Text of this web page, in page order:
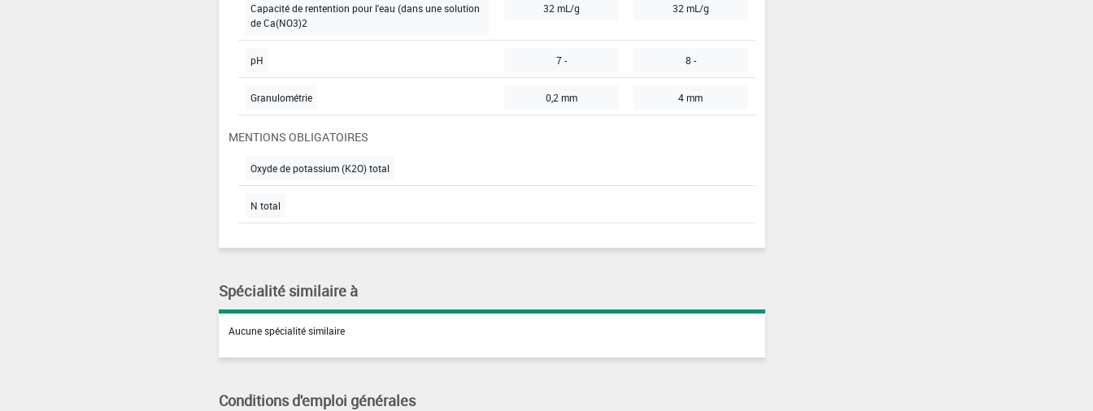
Capacité de rentention pour l'eau (dans une solution
de Ca(NO3)2
32 mL/g 32 mL/g
pH 7 - 8 -
Granulométrie 0,2 mm 4 mm
MENTIONS OBLIGATOIRES
Oxyde de potassium (K2O) total
N total
Spécialité similaire à
Aucune spécialité similaire
Conditions d'emploi générales